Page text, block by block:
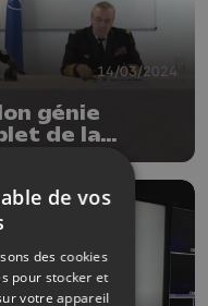
14/03/2024
génie
de la
de vos
des cookies
pour stocker et
votre appareil